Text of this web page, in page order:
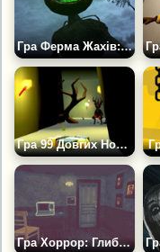
Гра Ферма Жахів: Гарбузовоголовий
Гра 99 Довгих Ночей. Два Друга в Лісі Проти Оленя
Гра Хоррор: Глибокий Сон